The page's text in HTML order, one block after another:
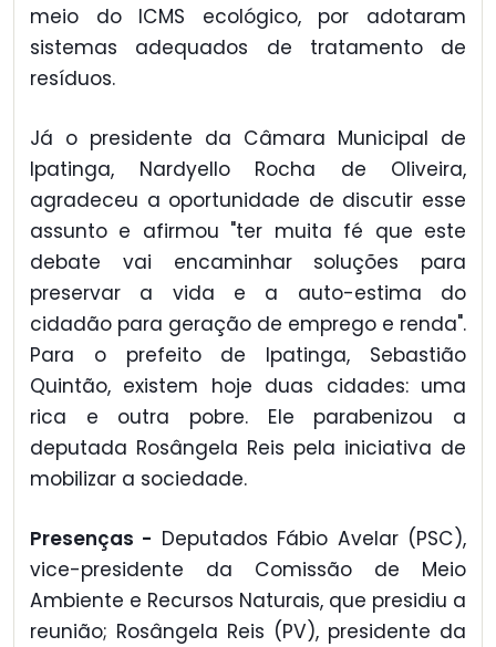
meio do ICMS ecológico, por adotaram
sistemas adequados de tratamento de
resíduos.
Já o presidente da Câmara Municipal de
Ipatinga, Nardyello Rocha de Oliveira,
agradeceu a oportunidade de discutir esse
assunto e afirmou "ter muita fé que este
debate vai encaminhar soluções para
preservar a vida e a auto-estima do
cidadão para geração de emprego e renda".
Para o prefeito de Ipatinga, Sebastião
Quintão, existem hoje duas cidades: uma
rica e outra pobre. Ele parabenizou a
deputada Rosângela Reis pela iniciativa de
mobilizar a sociedade.
Presenças - Deputados Fábio Avelar (PSC),
vice-presidente da Comissão de Meio
Ambiente e Recursos Naturais, que presidiu a
reunião; Rosângela Reis (PV), presidente da